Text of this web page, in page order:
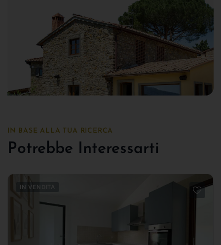
IN BASE ALLA TUA RICERCA
Potrebbe Interessarti
IN VENDITA